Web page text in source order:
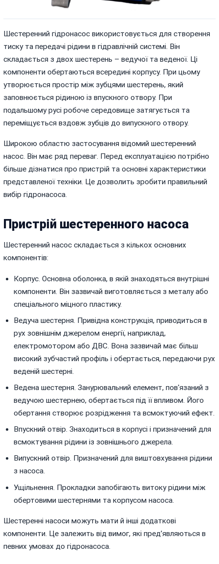
Шестеренний гідронасос використовується для створення
тиску та передачі рідини в гідравлічній системі. Він
складається з двох шестерень – ведучої та веденої. Ці
компоненти обертаються всередині корпусу. При цьому
утворюється простір між зубцями шестерень, який
заповнюється рідиною із впускного отвору. При
подальшому русі робоче середовище затягується та
переміщується вздовж зубців до випускного отвору.
Широкою областю застосування відомийшестеренний
насос. Він має ряд переваг. Перед експлуатацією потрібно
більше дізнатися про пристрій та основні характеристики
представленої техніки. Це дозволить зробити правильний
вибір гідронасоса.
Пристрій шестеренного насоса
Шестеренний насос складається з кількох основних
компонентів:
Корпус. Основна оболонка, в якій знаходяться внутрішні
компоненти. Він зазвичай виготовляється з металу або
спеціального міцного пластику.
Ведуча шестерня. Привідна конструкція, приводиться в
рух зовнішнім джерелом енергії, наприклад,
електромотором або ДВС. Вона зазвичай має більш
високий зубчастий профіль і обертається, передаючи рух
веденій шестерні.
Ведена шестерня. Занурювальний елемент, пов'язаний з
ведучою шестернею, обертається під її впливом. Його
обертання створює розрідження та всмоктуючий ефект.
Впускний отвір. Знаходиться в корпусі і призначений для
всмоктування рідини із зовнішнього джерела.
Випускний отвір. Призначений для виштовхування рідини
з насоса.
Ущільнення. Прокладки запобігають витоку рідини між
обертовими шестернями та корпусом насоса.
Шестеренні насоси можуть мати й інші додаткові
компоненти. Це залежить від вимог, які пред’являються в
певних умовах до гідронасоса.